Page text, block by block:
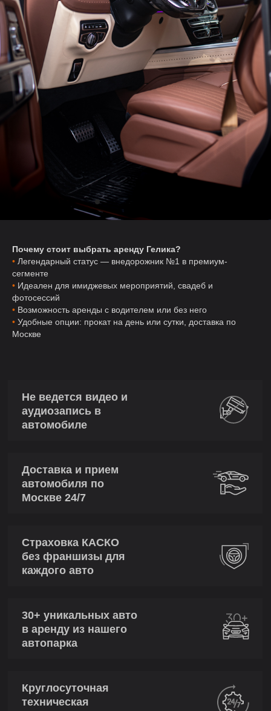
Почему стоит выбрать аренду Гелика?
• Легендарный статус — внедорожник №1 в премиум-
сегменте
• Идеален для имиджевых мероприятий, свадеб и
фотосессий
• Возможность аренды с водителем или без него
• Удобные опции: прокат на день или сутки, доставка по
Москве
Не ведется видео и
аудиозапись в
автомобиле
Доставка и прием
автомобиля по
Москве 24/7
Страховка КАСКО
без франшизы для
каждого авто
30+ уникальных авто
в аренду из нашего
автопарка
Круглосуточная
техническая